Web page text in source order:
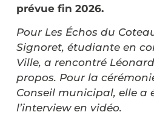
prévue fin 2026.
Pour Les Échos du
Signoret, étudiante en
Ville, a rencontré
propos. Pour la
Conseil municipal, elle a
l’interview en vidéo.